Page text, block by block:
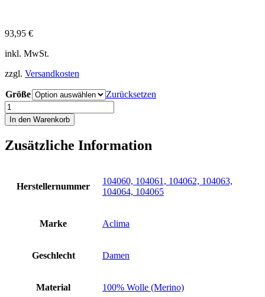
93,95 €
inkl. MwSt.
zzgl. Versandkosten
Größe
Zurücksetzen
Aclima
Warmwool
Hood
jet
200
Woman
In den Warenkorb
Zusätzliche Information
Herstellernummer
104060, 104061, 104062, 104063,
104064, 104065
Marke Aclima
Geschlecht Damen
Material 100% Wolle (Merino)